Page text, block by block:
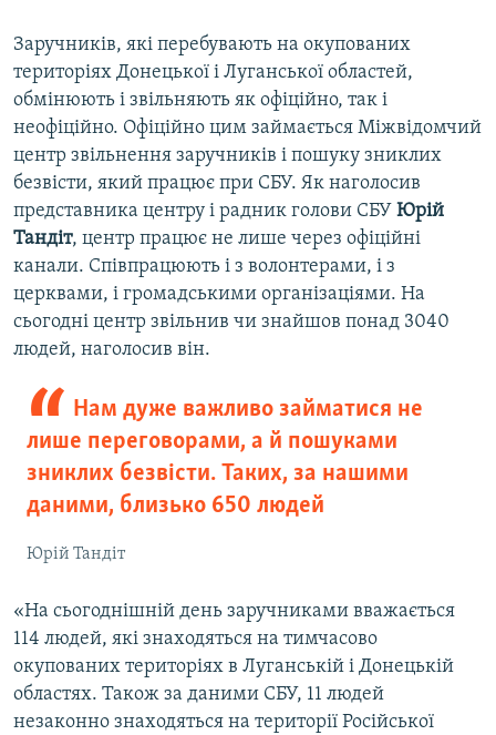
Заручників, які перебувають на окупованих
територіях Донецької і Луганської областей,
обмінюють і звільняють як офіційно, так і
неофіційно. Офіційно цим займається Міжвідомчий
центр звільнення заручників і пошуку зниклих
безвісти, який працює при СБУ. Як наголосив
представника центру і радник голови СБУ Юрій
Тандіт, центр працює не лише через офіційні
канали. Співпрацюють і з волонтерами, і з
церквами, і громадськими організаціями. На
сьогодні центр звільнив чи знайшов понад 3040
людей, наголосив він.
Нам дуже важливо займатися не
лише переговорами, а й пошуками
зниклих безвісти. Таких, за нашими
даними, близько 650 людей
Юрій Тандіт
«На сьогоднішній день заручниками вважається
114 людей, які знаходяться на тимчасово
окупованих територіях в Луганській і Донецькій
областях. Також за даними СБУ, 11 людей
незаконно знаходяться на території Російської